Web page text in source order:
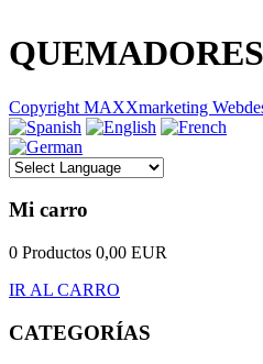
Copyright MAXXmarketing
Mi carro
0 Productos 0,00 EUR
IR AL CARRO
CATEGORÍAS